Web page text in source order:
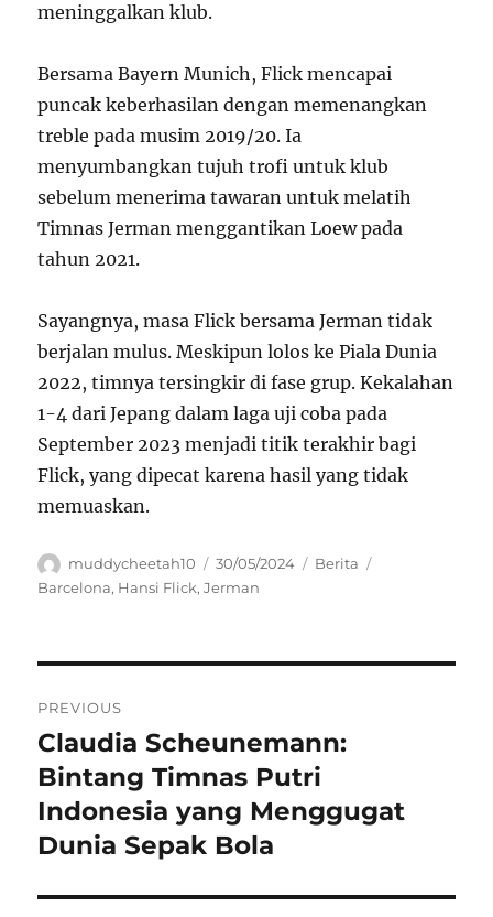
meninggalkan klub.
Bersama Bayern Munich, Flick mencapai
puncak keberhasilan dengan memenangkan
treble pada musim 2019/20. Ia
menyumbangkan tujuh trofi untuk klub
sebelum menerima tawaran untuk melatih
Timnas Jerman menggantikan Loew pada
tahun 2021.
Sayangnya, masa Flick bersama Jerman tidak
berjalan mulus. Meskipun lolos ke Piala Dunia
2022, timnya tersingkir di fase grup. Kekalahan
1-4 dari Jepang dalam laga uji coba pada
September 2023 menjadi titik terakhir bagi
Flick, yang dipecat karena hasil yang tidak
memuaskan.
Author
muddycheetah10
Posted
on
30/05/2024 Categories
Berita
Barcelona, Hansi Flick,Jerman
pos
PREVIOUS
Previous
post:
Claudia Scheunemann:
Bintang Timnas Putri
Indonesia yang Menggugat
Dunia Sepak Bola